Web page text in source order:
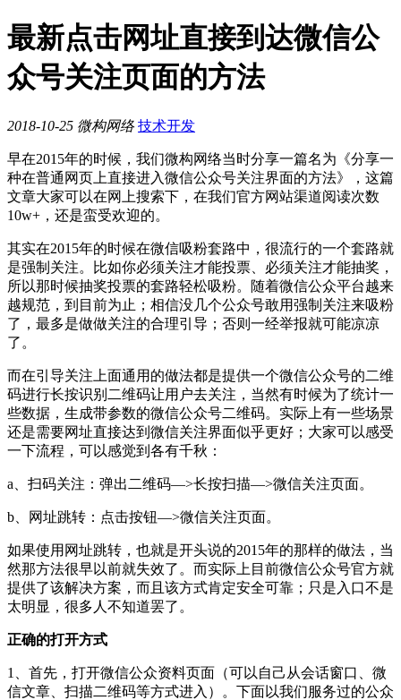
最新点击网址直接到达微信公
众号关注页面的方法
2018-10-25 微构网络 技术开发
早在2015年的时候，我们微构网络当时分享一篇名为《分享一
种在普通网页上直接进入微信公众号关注界面的方法》，这篇
文章大家可以在网上搜索下，在我们官方网站渠道阅读次数
10w+，还是蛮受欢迎的。
其实在2015年的时候在微信吸粉套路中，很流行的一个套路就
是强制关注。比如你必须关注才能投票、必须关注才能抽奖，
所以那时候抽奖投票的套路轻松吸粉。随着微信公众平台越来
越规范，到目前为止；相信没几个公众号敢用强制关注来吸粉
了，最多是做做关注的合理引导；否则一经举报就可能凉凉
了。
而在引导关注上面通用的做法都是提供一个微信公众号的二维
码进行长按识别二维码让用户去关注，当然有时候为了统计一
些数据，生成带参数的微信公众号二维码。实际上有一些场景
还是需要网址直接达到微信关注界面似乎更好；大家可以感受
一下流程，可以感觉到各有千秋：
a、扫码关注：弹出二维码—>长按扫描—>微信关注页面。
b、网址跳转：点击按钮—>微信关注页面。
如果使用网址跳转，也就是开头说的2015年的那样的做法，当
然那方法很早以前就失效了。而实际上目前微信公众号官方就
提供了该解决方案，而且该方式肯定安全可靠；只是入口不是
太明显，很多人不知道罢了。
正确的打开方式
1、首先，打开微信公众资料页面（可以自己从会话窗口、微
信文章、扫描二维码等方式进入）。下面以我们服务过的公众